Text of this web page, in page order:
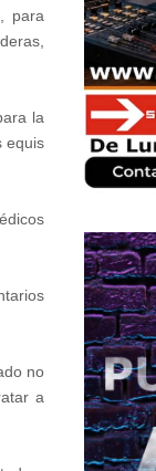
para
la
equis
no
a